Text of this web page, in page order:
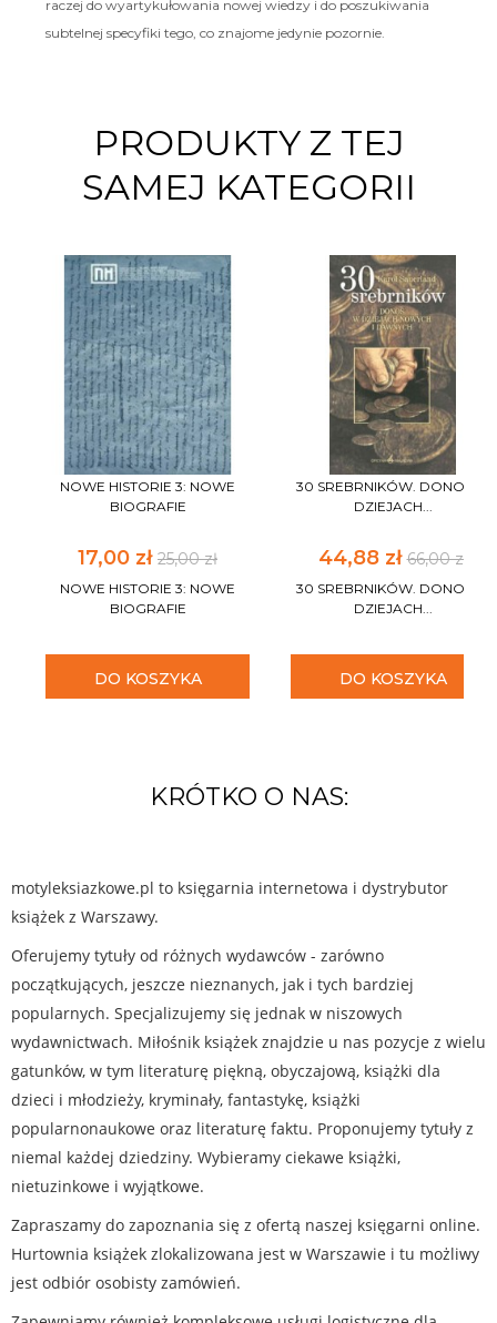
raczej do wyartykułowania nowej wiedzy i do poszukiwania
subtelnej specyfiki tego, co znajome jedynie pozornie.
PRODUKTY Z TEJ
SAMEJ KATEGORII
NOWE HISTORIE 3: NOWE
BIOGRAFIE
17,00 zł 25,00 zł
NOWE HISTORIE 3: NOWE
BIOGRAFIE
DO KOSZYKA
30 SREBRNIKÓW. DONOS W
DZIEJACH...
44,88 zł66,00 zł
30 SREBRNIKÓW. DONOS W
DZIEJACH...
DO KOSZYKA
KRÓTKO O NAS:
motyleksiazkowe.pl to księgarnia internetowa i dystrybutor
książek z Warszawy.
Oferujemy tytuły od różnych wydawców - zarówno
początkujących, jeszcze nieznanych, jak i tych bardziej
popularnych. Specjalizujemy się jednak w niszowych
wydawnictwach. Miłośnik książek znajdzie u nas pozycje z wielu
gatunków, w tym literaturę piękną, obyczajową, książki dla
dzieci i młodzieży, kryminały, fantastykę, książki
popularnonaukowe oraz literaturę faktu. Proponujemy tytuły z
niemal każdej dziedziny. Wybieramy ciekawe książki,
nietuzinkowe i wyjątkowe.
Zapraszamy do zapoznania się z ofertą naszej księgarni online.
Hurtownia książek zlokalizowana jest w Warszawie i tu możliwy
jest odbiór osobisty zamówień.